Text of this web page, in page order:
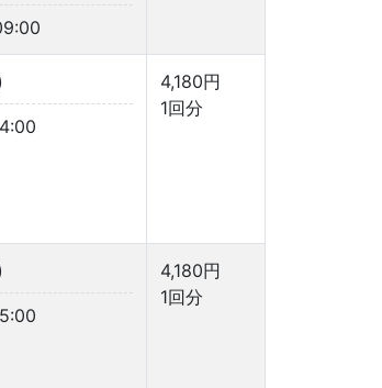
4,180円
1回分
4,180円
1回分